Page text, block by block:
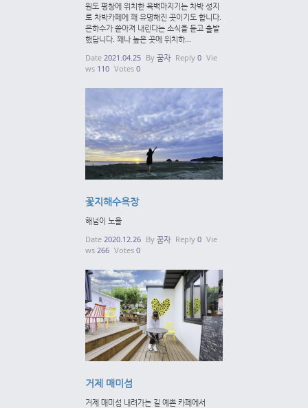
원도 평창에 위치한 육백마지기는 차박 성지
로 차박카페에 꽤 유명해진 곳이기도 합니다.
은하수가 쏟아져 내린다는 소식을 듣고 출발
했답니다. 꽤나 높은 곳에 위치하...
Date 2021.04.25 By 꿈자 Reply 0 Vie
ws 110 Votes 0
꽃지해수욕장
해넘이 노을
Date 2020.12.26 By 꿈자 Reply 0 Vie
ws 266 Votes 0
거제 매미섬
거제 매미섬 내려가는 길 예쁜 카페에서